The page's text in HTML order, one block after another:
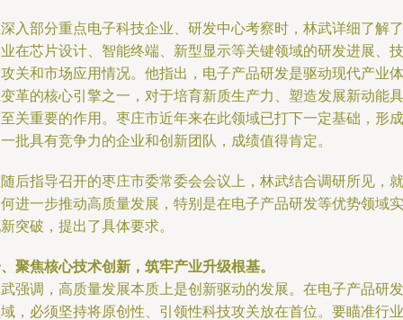
入部分重点电子科技企业、研发中心考察时，林武详细了解了
在芯片设计、智能终端、新型显示等关键领域的研发进展、技
关和市场应用情况。他指出，电子产品研发是驱动现代产业体
革的核心引擎之一，对于培育新质生产力、塑造发展新动能具
关重要的作用。枣庄市近年来在此领域已打下一定基础，形成
批具有竞争力的企业和创新团队，成绩值得肯定。
后指导召开的枣庄市委常委会会议上，林武结合调研所见，就
进一步推动高质量发展，特别是在电子产品研发等优势领域实
突破，提出了具体要求。
聚焦核心技术创新，筑牢产业升级根基。
强调，高质量发展本质上是创新驱动的发展。在电子产品研发
，必须坚持将原创性、引领性科技攻关放在首位。要瞄准行业